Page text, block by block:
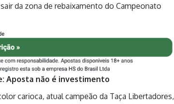
da zona de rebaixamento do Campeonato
Aposta não é investimento
carioca, atual campeão da Taça Libertadores,